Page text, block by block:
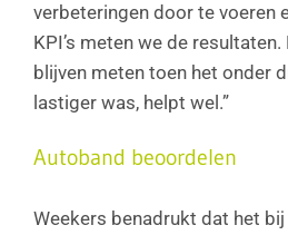
verbeteringen door te voeren
KPI’s meten we de
blijven meten toen het onder
lastiger was, helpt wel.”
Autoband beoordelen
Weekers benadrukt dat het